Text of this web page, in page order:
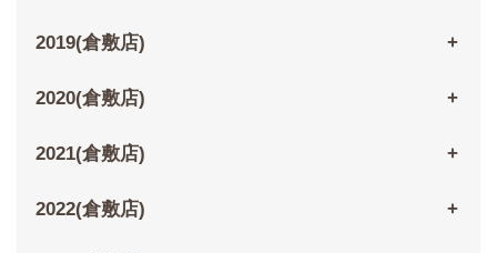
2019(倉敷店)
2020(倉敷店)
2021(倉敷店)
2022(倉敷店)